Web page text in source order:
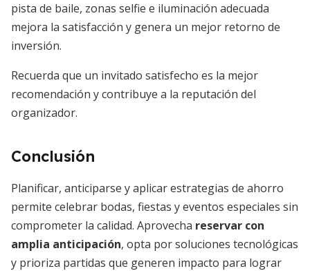
pista de baile, zonas selfie e iluminación adecuada
mejora la satisfacción y genera un mejor retorno de
inversión.
Recuerda que un invitado satisfecho es la mejor
recomendación y contribuye a la reputación del
organizador.
Conclusión
Planificar, anticiparse y aplicar estrategias de ahorro
permite celebrar bodas, fiestas y eventos especiales sin
comprometer la calidad. Aprovecha reservar con
amplia anticipación, opta por soluciones tecnológicas
y prioriza partidas que generen impacto para lograr